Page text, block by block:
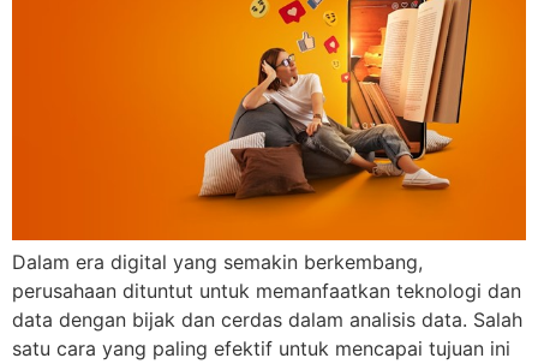
Dalam era digital yang semakin berkembang,
perusahaan dituntut untuk memanfaatkan teknologi dan
data dengan bijak dan cerdas dalam analisis data. Salah
satu cara yang paling efektif untuk mencapai tujuan ini